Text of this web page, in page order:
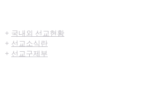
+ 국내외 선교현황
+ 선교소식란
+ 선교구제부